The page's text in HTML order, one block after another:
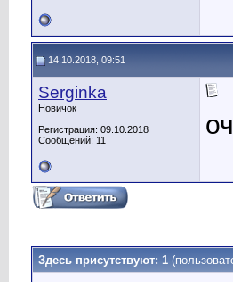
14.10.2018, 09:51
Serginka
Новичок
Регистрация: 09.10.2018
Сообщений: 11
Здесь присутствуют: 1